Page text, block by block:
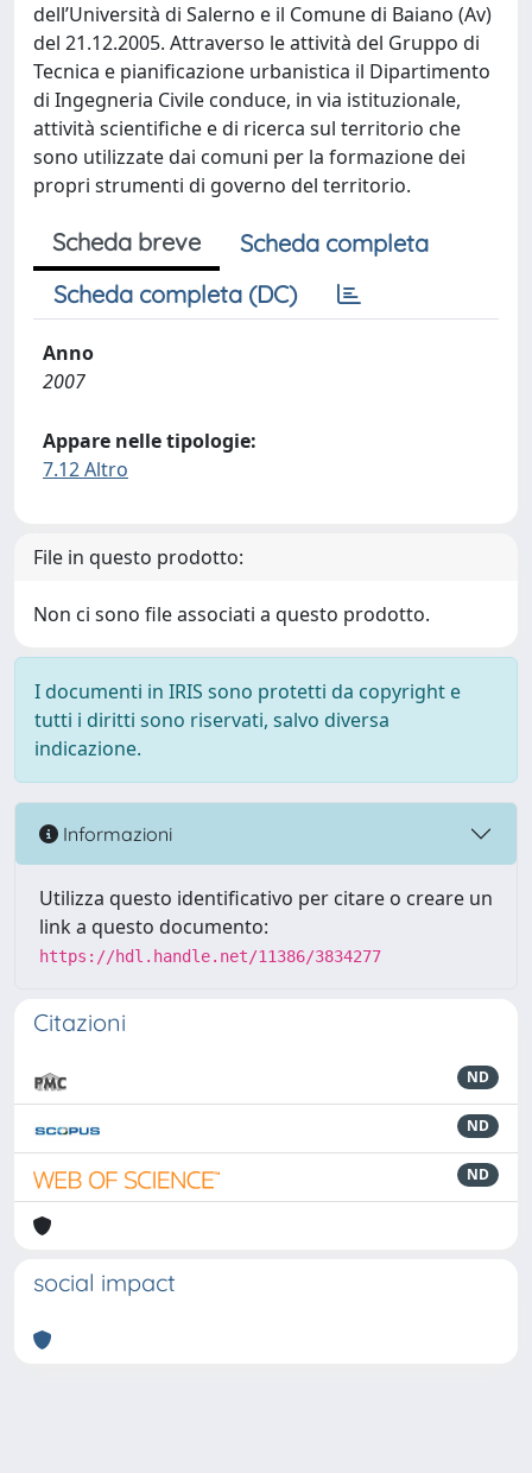
dell’Università di Salerno e il Comune di Baiano (Av)
del 21.12.2005. Attraverso le attività del Gruppo di
Tecnica e pianificazione urbanistica il Dipartimento
di Ingegneria Civile conduce, in via istituzionale,
attività scientifiche e di ricerca sul territorio che
sono utilizzate dai comuni per la formazione dei
propri strumenti di governo del territorio.
Scheda breve
Scheda completa
Scheda completa (DC)
Anno
2007
Appare nelle tipologie:
7.12 Altro
File in questo prodotto:
Non ci sono file associati a questo prodotto.
I documenti in IRIS sono protetti da copyright e
tutti i diritti sono riservati, salvo diversa
indicazione.
Informazioni
Utilizza questo identificativo per citare o creare un
link a questo documento:
https://hdl.handle.net/11386/3834277
Citazioni
ND
ND
ND
social impact